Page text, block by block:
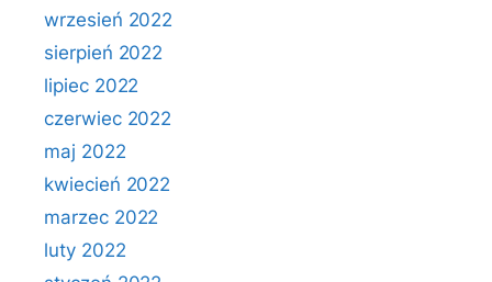
wrzesień 2022
sierpień 2022
lipiec 2022
czerwiec 2022
maj 2022
kwiecień 2022
marzec 2022
luty 2022